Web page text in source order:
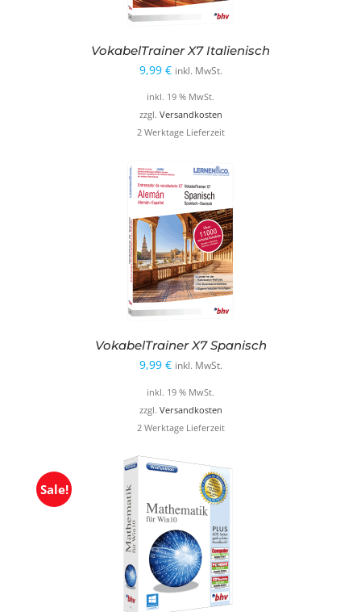
VokabelTrainer X7 Italienisch
9,99 € inkl. MwSt.
inkl. 19 % MwSt.
zzgl. Versandkosten
2 Werktage Lieferzeit
VokabelTrainer X7 Spanisch
9,99 € inkl. MwSt.
inkl. 19 % MwSt.
zzgl. Versandkosten
2 Werktage Lieferzeit
Sale!